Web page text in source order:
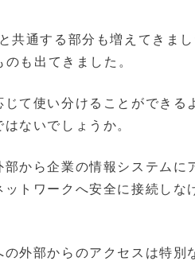
共通する部分も増えてきま
も出てきました。
て使い分けることができる
ないでしょうか。
から企業の情報システムに
トワークへ安全に接続しな
外部からのアクセスは特別